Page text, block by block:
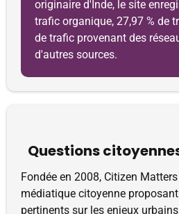
originaire d'Inde, le site
trafic organique, 27,97 % de
de trafic provenant des
d'autres sources.
Questions
Fondée en 2008, Citizen
médiatique citoyenne
pertinents sur les enjeux